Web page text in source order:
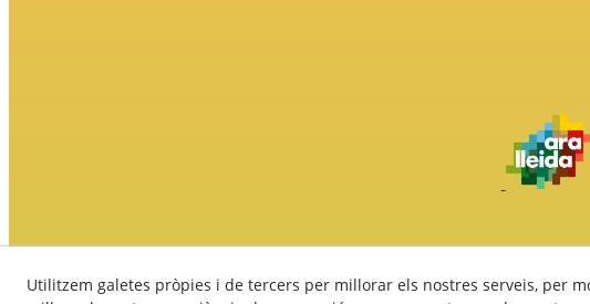
Avís Legal
Utilitzem galetes pròpies i de tercers per millorar els nostres serveis, per